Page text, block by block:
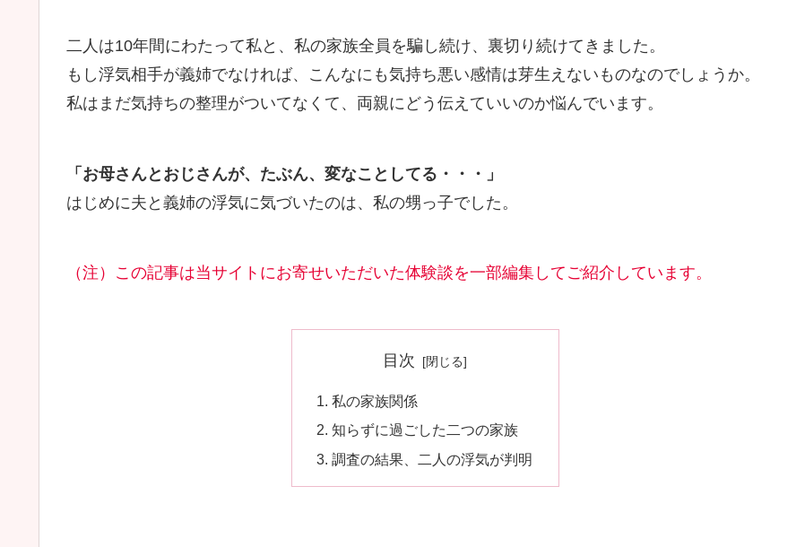
二人は10年間にわたって私と、私の家族全員を騙し続け、裏切り続けてきました。
もし浮気相手が義姉でなければ、こんなにも気持ち悪い感情は芽生えないものなのでしょうか。
私はまだ気持ちの整理がついてなくて、両親にどう伝えていいのか悩んでいます。
「お母さんとおじさんが、たぶん、変なことしてる・・・」
はじめに夫と義姉の浮気に気づいたのは、私の甥っ子でした。
（注）この記事は当サイトにお寄せいただいた体験談を一部編集してご紹介しています。
目次
私の家族関係
知らずに過ごした二つの家族
調査の結果、二人の浮気が判明